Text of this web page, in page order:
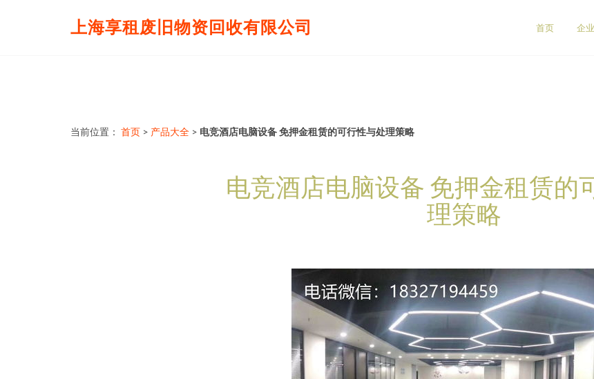
上海享租废旧物资回收有限公司 首页 企
当前位置： 首页 > 产品大全 > 电竞酒店电脑设备 免押金租赁的可行性与处理策略
电竞酒店电脑设备 免押金租赁的
理策略